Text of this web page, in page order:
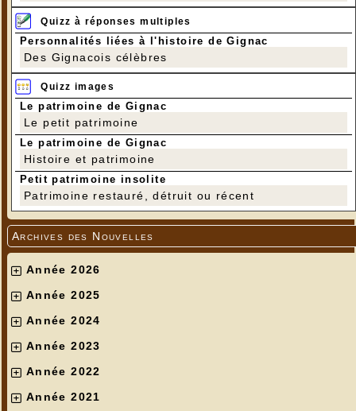
Quizz à réponses multiples
Personnalités liées à l'histoire de Gignac
Des Gignacois célèbres
Quizz images
Le patrimoine de Gignac
Le petit patrimoine
Le patrimoine de Gignac
Histoire et patrimoine
Petit patrimoine insolite
Patrimoine restauré, détruit ou récent
Archives des Nouvelles
Année 2026
Année 2025
Année 2024
Année 2023
Année 2022
Année 2021